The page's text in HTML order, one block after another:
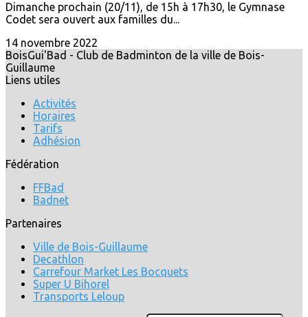
Dimanche prochain (20/11), de 15h à 17h30, le Gymnase
Codet sera ouvert aux familles du...
14 novembre 2022
BoisGui'Bad - Club de Badminton de la ville de Bois-
Guillaume
Liens utiles
Activités
Horaires
Tarifs
Adhésion
Fédération
FFBad
Badnet
Partenaires
Ville de Bois-Guillaume
Decathlon
Carrefour Market Les Bocquets
Super U Bihorel
Transports Leloup